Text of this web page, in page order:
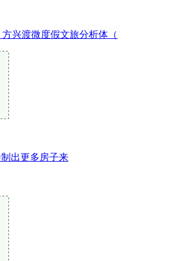
兴渡微度假文旅分析体（
出更多房子来